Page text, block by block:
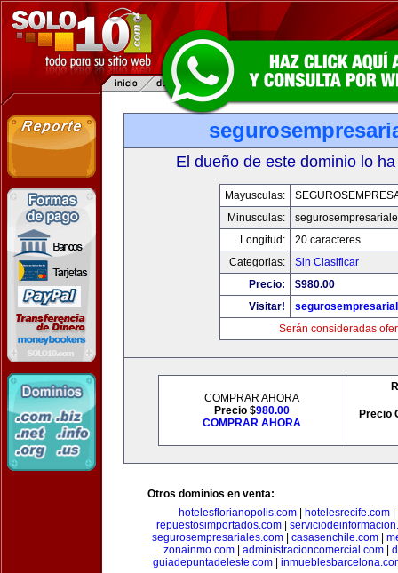
El dueño de este dominio lo
Mayusculas:
Minusculas:
Longitud:
20 caracteres
Categorias:
Sin Clasificar
Precio:
$980.00
Visitar!
Serán consideradas
COMPRAR AHORA
Precio $980.00
COMPRAR AHORA
Precio
Otros dominios en venta:
hotelesflorianopolis.com| hotelesrecife.com|
repuestosimportados.com|
segurosempresariales.com| casasenchile.com|
zonainmo.com
administracioncomercial.com
guiadepuntadeleste.com|